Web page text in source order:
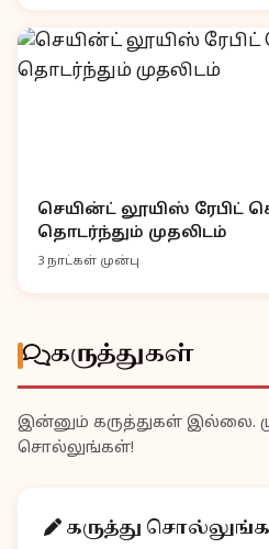
செயின்ட் லூயிஸ் ரேபிட்
தொடர்ந்தும் முதலிடம்
3 நாட்கள் முன்பு
கருத்துகள்
இன்னும் கருத்துகள் இல்லை.
சொல்லுங்கள்!
கருத்து